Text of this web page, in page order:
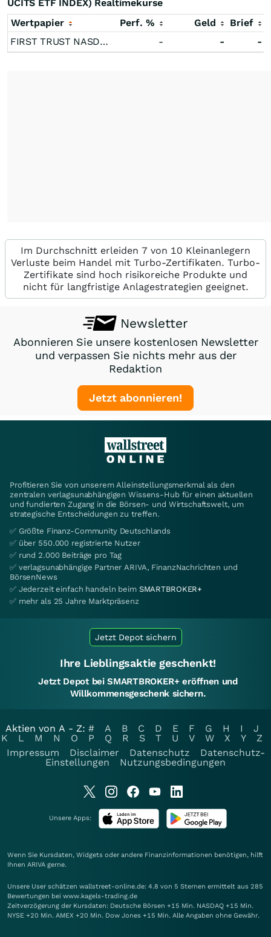
UCITS ETF INDEX) Realtimekurse
Wertpapier
Perf. % Geld
Brief
FIRST TRUST NASDAQ CLEAN EDGE (GLOBAL WATER UCITS ETF INDEX)
- - -
Im Durchschnitt erleiden 7 von 10 Kleinanlegern
Verluste beim Handel mit Turbo-Zertifikaten. Turbo-
Zertifikate sind hoch risikoreiche Produkte und
nicht für langfristige Anlagestrategien geeignet.
Newsletter
Abonnieren Sie unsere kostenlosen Newsletter
und verpassen Sie nichts mehr aus der
Redaktion
Jetzt abonnieren!
Profitieren Sie von unserem Alleinstellungsmerkmal als den
zentralen verlagsunabhängigen Wissens-Hub für einen aktuellen
und fundierten Zugang in die Börsen- und Wirtschaftswelt, um
strategische Entscheidungen zu treffen.
✅ Größte Finanz-Community Deutschlands
✅ über 550.000 registrierte Nutzer
✅ rund 2.000 Beiträge pro Tag
✅ verlagsunabhängige Partner ARIVA, FinanzNachrichten und
BörsenNews
✅ Jederzeit einfach handeln beim SMARTBROKER+
✅ mehr als 25 Jahre Marktpräsenz
Jetzt Depot sichern
Ihre Lieblingsaktie geschenkt!
Jetzt Depot bei SMARTBROKER+ eröffnen und
Willkommensgeschenk sichern.
Aktien von A - Z: # A B C D E F G H I
J
K
L M N O P Q R S T U V W X Y
Z
Impressum
Disclaimer Datenschutz
Datenschutz-
Einstellungen
Nutzungsbedingungen
Unsere Apps:
Wenn Sie Kursdaten, Widgets oder andere Finanzinformationen benötigen, hilft
Ihnen ARIVA gerne.
Unsere User schätzen wallstreet-online.de: 4.8 von 5 Sternen ermittelt aus 285
Bewertungen bei www.kagels-trading.de
Zeitverzögerung der Kursdaten: Deutsche Börsen +15 Min. NASDAQ +15 Min.
NYSE +20 Min. AMEX +20 Min. Dow Jones +15 Min. Alle Angaben ohne Gewähr.